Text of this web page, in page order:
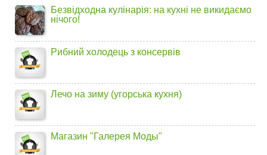
Безвідходна кулінарія: на кухні не викидаємо
нічого!
Рибний холодець з консервів
Лечо на зиму (угорська кухня)
Магазин "Галерея Моды"